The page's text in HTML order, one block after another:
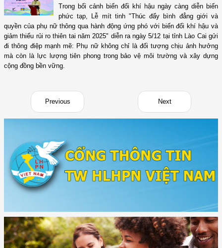
Trong bối cảnh biến đổi khí hậu ngày càng diễn biến
phức tạp, Lễ mít tinh "Thúc đẩy bình đẳng giới và
quyền của phụ nữ thông qua hành động ứng phó với biến đổi khí hậu và
giảm thiểu rủi ro thiên tai năm 2025" diễn ra ngày 5/12 tại tỉnh Lào Cai gửi
đi thông điệp mạnh mẽ: Phụ nữ không chỉ là đối tượng chịu ảnh hưởng
mà còn là lực lượng tiên phong trong bảo vệ môi trường và xây dựng
cộng đồng bền vững.
Previous Next